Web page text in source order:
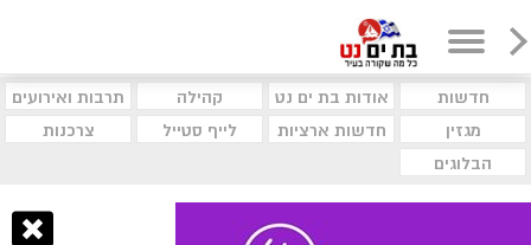
חדשות אודות בת ים נט קהילה
תרבות ואירועים
מגזין
חדשות ארציות לייף סטייל
צרכנות
הבלוגים